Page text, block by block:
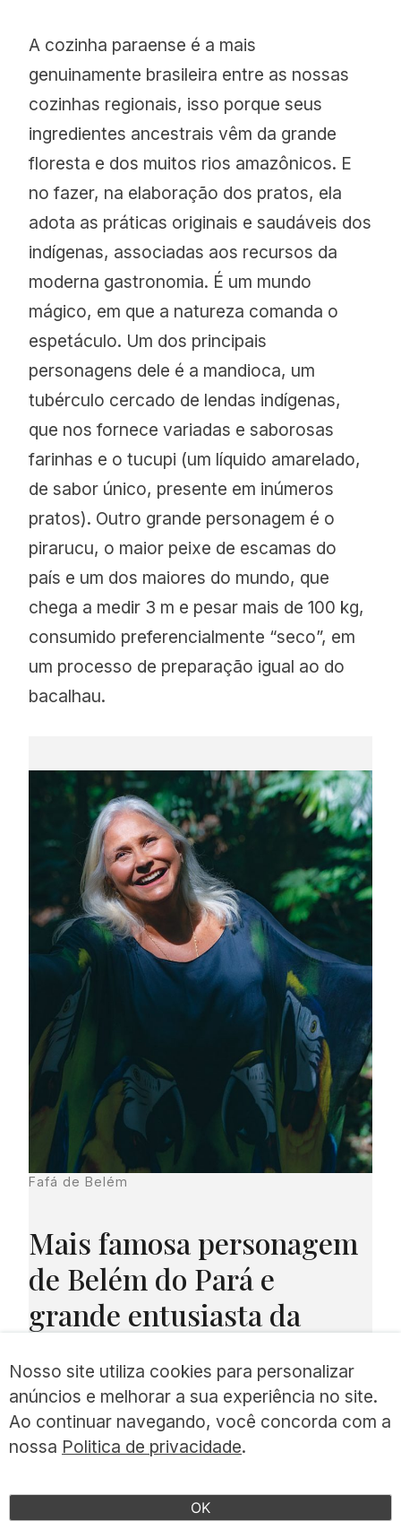
A cozinha paraense é a mais
genuinamente brasileira entre as nossas
cozinhas regionais, isso porque seus
ingredientes ancestrais vêm da grande
floresta e dos muitos rios amazônicos. E
no fazer, na elaboração dos pratos, ela
adota as práticas originais e saudáveis dos
indígenas, associadas aos recursos da
moderna gastronomia. É um mundo
mágico, em que a natureza comanda o
espetáculo. Um dos principais
personagens dele é a mandioca, um
tubérculo cercado de lendas indígenas,
que nos fornece variadas e saborosas
farinhas e o tucupi (um líquido amarelado,
de sabor único, presente em inúmeros
pratos). Outro grande personagem é o
pirarucu, o maior peixe de escamas do
país e um dos maiores do mundo, que
chega a medir 3 m e pesar mais de 100 kg,
consumido preferencialmente “seco”, em
um processo de preparação igual ao do
bacalhau.
Fafá de Belém
Mais famosa personagem
de Belém do Pará e
grande entusiasta da
com exclusividade à
UNQUIET sobre sua terra
natal. Cantora,
compositora, atriz,
Nosso site utiliza cookies para personalizar
anúncios e melhorar a sua experiência no site.
Ao continuar navegando, você concorda com a
nossa Politica de privacidade.
OK